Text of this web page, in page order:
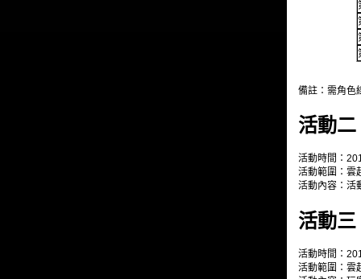
備註：需角色
活動
活動時間：
活動範圍：雲
活動內容：活
活動
活動時間：
活動範圍：雲